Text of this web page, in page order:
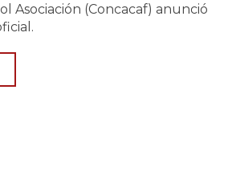
Asociación (Concacaf) anunció